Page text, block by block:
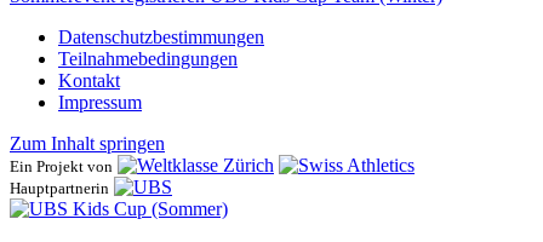
Datenschutzbestimmungen
Teilnahmebedingungen
Kontakt
Impressum
Zum Inhalt springen
Ein Projekt von
Hauptpartnerin